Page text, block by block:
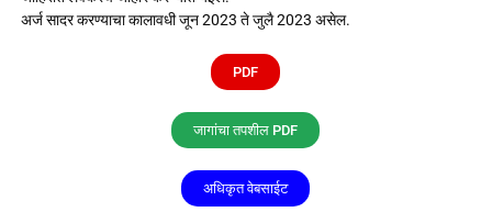
अर्ज सादर करण्याचा कालावधी जून 2023 ते जुलै 2023 असेल.
PDF
जागांचा तपशील PDF
अधिकृत वेबसाईट